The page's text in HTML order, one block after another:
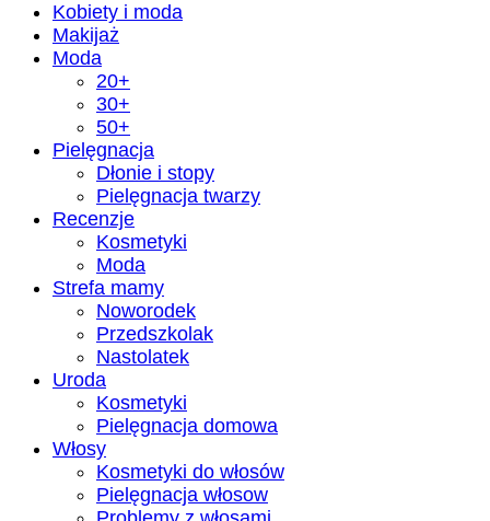
Kobiety i moda
Makijaż
Moda
20+
30+
50+
Pielęgnacja
Dłonie i stopy
Pielęgnacja twarzy
Recenzje
Kosmetyki
Moda
Strefa mamy
Noworodek
Przedszkolak
Nastolatek
Uroda
Kosmetyki
Pielęgnacja domowa
Włosy
Kosmetyki do włosów
Pielęgnacja włosow